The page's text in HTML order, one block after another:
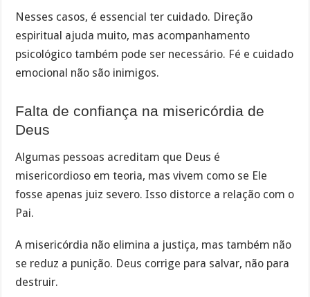
Nesses casos, é essencial ter cuidado. Direção
espiritual ajuda muito, mas acompanhamento
psicológico também pode ser necessário. Fé e cuidado
emocional não são inimigos.
Falta de confiança na misericórdia de
Deus
Algumas pessoas acreditam que Deus é
misericordioso em teoria, mas vivem como se Ele
fosse apenas juiz severo. Isso distorce a relação com o
Pai.
A misericórdia não elimina a justiça, mas também não
se reduz a punição. Deus corrige para salvar, não para
destruir.